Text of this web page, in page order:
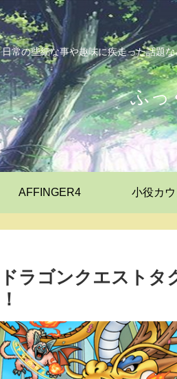
日常の些細な事や趣味に疾走った話題
ふっ
AFFINGER4 小役カ
ラゴンクエストタ